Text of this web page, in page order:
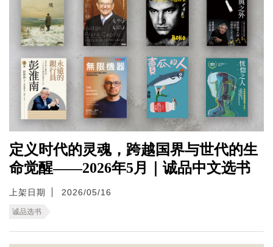
定义时代的灵魂，跨越国界与世代的生
命觉醒——2026年5月｜诚品中文选书
上架日期 2026/05/16
诚品选书